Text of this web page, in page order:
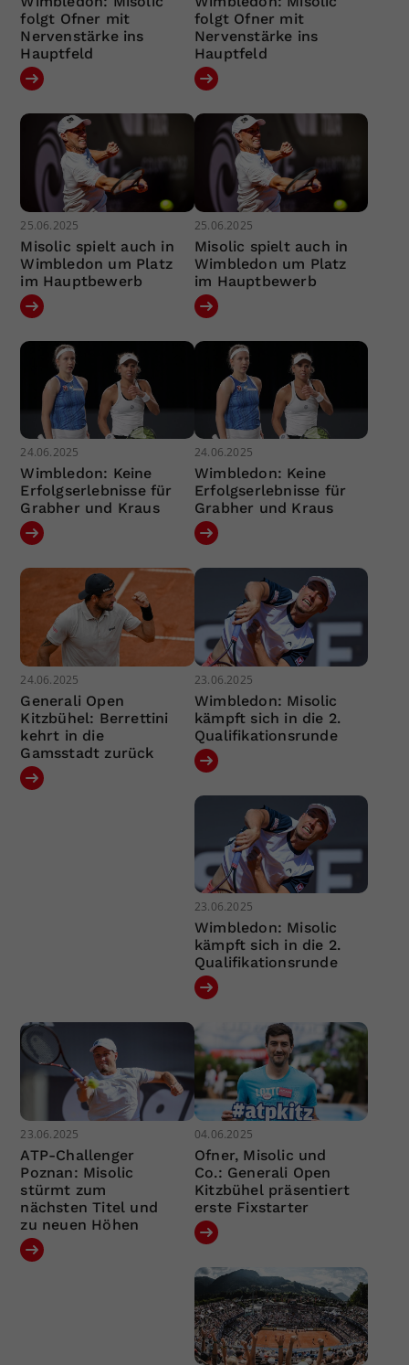
folgt Ofner mit
Nervenstärke ins
Hauptfeld
folgt Ofner mit
Nervenstärke ins
Hauptfeld
25.06.2025
Misolic spielt auch in
Wimbledon um Platz
im Hauptbewerb
25.06.2025
Misolic spielt auch in
Wimbledon um Platz
im Hauptbewerb
24.06.2025
Wimbledon: Keine
Erfolgserlebnisse für
Grabher und Kraus
24.06.2025
Wimbledon: Keine
Erfolgserlebnisse für
Grabher und Kraus
24.06.2025
Generali Open
Kitzbühel: Berrettini
kehrt in die
Gamsstadt zurück
23.06.2025
Wimbledon: Misolic
kämpft sich in die 2.
Qualifikationsrunde
23.06.2025
Wimbledon: Misolic
kämpft sich in die 2.
Qualifikationsrunde
23.06.2025
ATP-Challenger
Poznan: Misolic
stürmt zum
nächsten Titel und
zu neuen Höhen
04.06.2025
Ofner, Misolic und
Co.: Generali Open
Kitzbühel präsentiert
erste Fixstarter